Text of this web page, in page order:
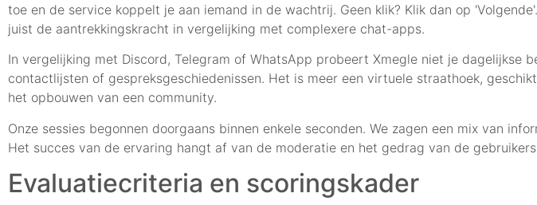
toe en de service koppelt je aan iemand in de wachtrij. Geen klik? Klik dan op
juist de aantrekkingskracht in vergelijking met complexere chat-apps.
In vergelijking met Discord, Telegram of WhatsApp probeert Xmegle niet je dagelijkse
contactlijsten of gespreksgeschiedenissen. Het is meer een virtuele straathoek,
het opbouwen van een community.
Onze sessies begonnen doorgaans binnen enkele seconden. We zagen een mix van
Het succes van de ervaring hangt af van de moderatie en het gedrag van de
Evaluatiecriteria en scoringskader